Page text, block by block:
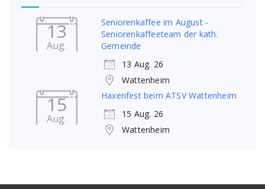
13
Aug.
Seniorenkaffee im August -
Seniorenkaffeeteam der kath.
Gemeinde
13 Aug. 26
Wattenheim
15
Aug.
Haxenfest beim ATSV Wattenheim
15 Aug. 26
Wattenheim